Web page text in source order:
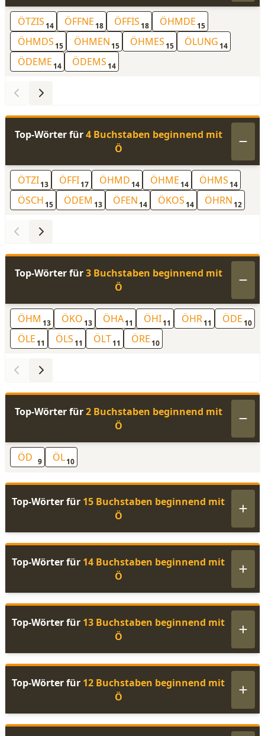
ÖTZIS 14 ÖFFNE 18 ÖFFIS 18 ÖHMDE 15
ÖHMDS 15 ÖHMEN 15 ÖHMES 15 ÖLUNG 14
ÖDEME 14 ÖDEMS 14
Top-Wörter für 4 Buchstaben beginnend mit
Ö
ÖTZI13 ÖFFI17 ÖHMD 14 ÖHME 14 ÖHMS 14
ÖSCH 15 ÖDEM 13 ÖFEN 14 ÖKOS 14 ÖHRN 12
Top-Wörter für 3 Buchstaben beginnend mit
Ö
ÖHM 13 ÖKO 13 ÖHA11 ÖHI11 ÖHR11 ÖDE 10
ÖLE 11 ÖLS 11 ÖLT11 ÖRE 10
Top-Wörter für 2 Buchstaben beginnend mit
Ö
ÖD 9 ÖL10
Top-Wörter für 15 Buchstaben beginnend mit
Ö
Top-Wörter für 14 Buchstaben beginnend mit
Ö
Top-Wörter für 13 Buchstaben beginnend mit
Ö
Top-Wörter für 12 Buchstaben beginnend mit
Ö